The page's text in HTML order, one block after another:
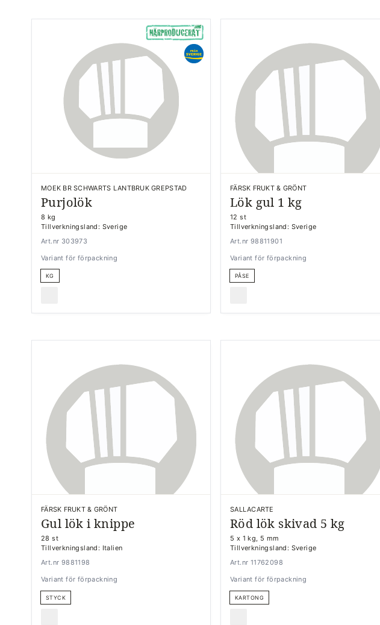
MOEK BR SCHWARTS LANTBRUK GREPSTAD
Purjolök
8 kg
Tillverkningsland: Sverige
Art.nr 303973
Variant för förpackning
KG
FÄRSK FRUKT & GRÖNT
Lök gul 1 kg
12 st
Tillverkningsland: Sverige
Art.nr 98811901
Variant för förpackning
PÅSE
FÄRSK FRUKT & GRÖNT
Gul lök i knippe
28 st
Tillverkningsland: Italien
Art.nr 9881198
Variant för förpackning
STYCK
SALLACARTE
Röd lök skivad 5 kg
5 x 1 kg, 5 mm
Tillverkningsland: Sverige
Art.nr 11762098
Variant för förpackning
KARTONG